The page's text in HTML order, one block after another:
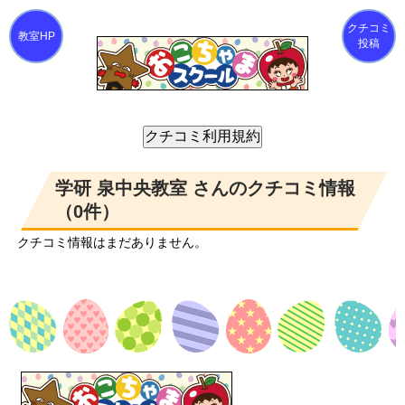
クチコミ
投稿
学研 泉中央教室 さんのクチコミ情報
（0件）
クチコミ情報はまだありません。